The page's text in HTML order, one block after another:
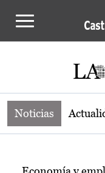
Noticias de
Noticias
Temas